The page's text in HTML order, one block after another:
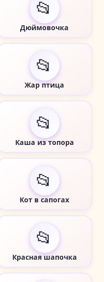
📂
Дюймовочка
📂
Жар птица
📂
Каша из топора
📂
Кот в сапогах
📂
Красная шапочка